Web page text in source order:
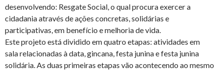
desenvolvendo: Resgate Social, o qual procura exercer a
cidadania através de ações concretas, solidárias e
participativas, em benefício e melhoria de vida.
Este projeto está dividido em quatro etapas: atividades em
sala relacionadas à data, gincana, festa junina e festa junina
solidária. As duas primeiras etapas vão acontecendo ao mesmo